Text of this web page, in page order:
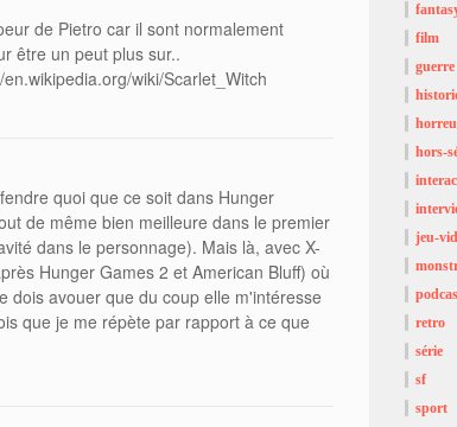
de Pietro car il sont normalement
être un peut plus sur..
wiki/Scarlet_Witch
quoi que ce soit dans Hunger
de même bien meilleure dans le premier
dans le personnage). Mais là, avec X-
Hunger Games 2 et American Bluff) où
dois avouer que du coup elle m'intéresse
que je me répète par rapport à ce que
film
guerre
hors-
jeu-
retro
série
sf
sport